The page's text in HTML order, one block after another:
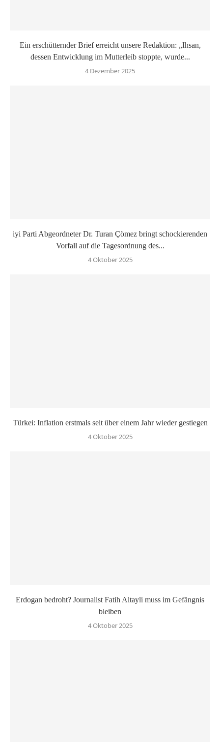
Ein erschütternder Brief erreicht unsere Redaktion: „Ihsan,
dessen Entwicklung im Mutterleib stoppte, wurde...
4 Dezember 2025
iyi Parti Abgeordneter Dr. Turan Çömez bringt schockierenden
Vorfall auf die Tagesordnung des...
4 Oktober 2025
Türkei: Inflation erstmals seit über einem Jahr wieder gestiegen
4 Oktober 2025
Erdogan bedroht? Journalist Fatih Altayli muss im Gefängnis
bleiben
4 Oktober 2025